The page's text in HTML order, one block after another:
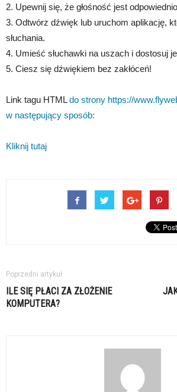
2. Upewnij się, że głośność jest
3. Odtwórz dźwięk lub uruchom aplikację,
słuchania.
4. Umieść słuchawki na uszach i dostosuj
5. Ciesz się dźwiękiem bez zakłóceń!
Link tagu HTMLdo strony https://
w następujący sposób:
Kliknij tutaj
Poprzedni artykuł
ILE SIĘ PŁACI ZA ZŁOŻENIE
KOMPUTERA?